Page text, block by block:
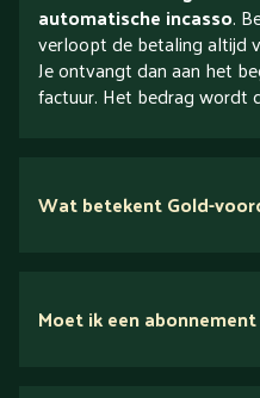
automatische incasso.
verloopt de betaling altijd
Je ontvangt dan aan het
factuur. Het bedrag wordt
Wat betekent Gold-
Moet ik een